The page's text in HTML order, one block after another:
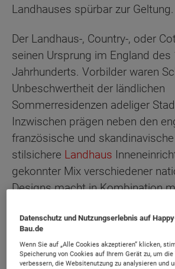
Landhauses spürbar zur Geltung.
Der Landhaus-, Country-, oder
seinen Ursprung im England des
Jahrhunderts. Vorbilder waren
Unbeschwertheit der ländlichen
Sommerresidenzen adeliger
Inzwischen prägen neben den
französische und
stilsichere Landhaus
gekonnter Mix verschiedener
Designs macht in Kombination
Landhausstiles aus.
Die Verwendung natürlicher
Datenschutz und Nutzungserlebnis auf
Bau.de
Wenn Sie auf „Alle Cookies akzeptieren“ klicken,
Speicherung von Cookies auf Ihrem Gerät zu, um
verbessern, die Websitenutzung zu analysieren und